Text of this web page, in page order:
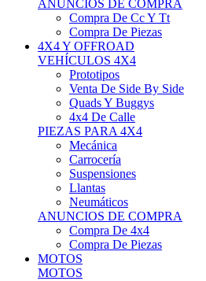
Compra De Piezas
4X4 Y OFFROAD
VEHÍCULOS 4X4
Prototipos
Venta De Side By Side
Quads Y Buggys
4x4 De Calle
PIEZAS PARA 4X4
Mecánica
Carrocería
Suspensiones
Llantas
Neumáticos
ANUNCIOS DE COMPRA
Compra De 4x4
Compra De Piezas
MOTOS
MOTOS
Motos De Circuito